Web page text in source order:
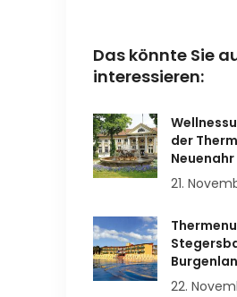
Das könnte Sie
interessieren:
der
Neuenahr
21.
22.